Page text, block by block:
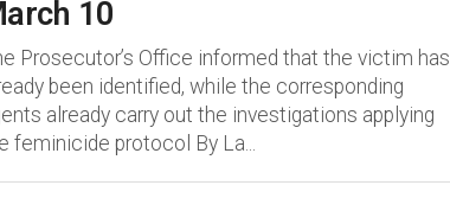
10
Prosecutor’s Office informed that the victim has
been identified, while the corresponding
already carry out the investigations applying
feminicide protocol By La...